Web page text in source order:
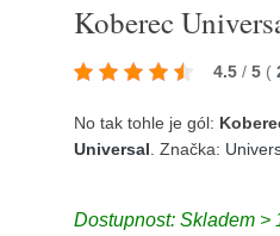
Koberec
4.5 / 5 (
No tak tohle je gól:
Universal . Značka:
Dostupnost:Skladem >